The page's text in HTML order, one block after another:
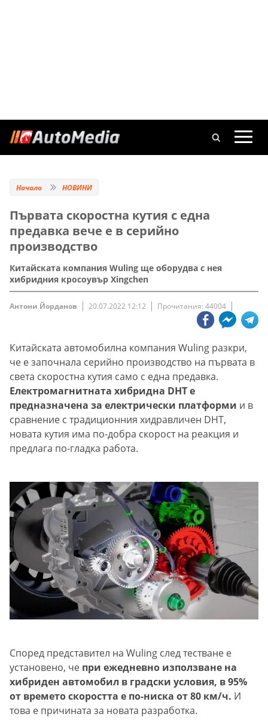
Начало НОВИНИ
Първата скоростна кутия с една
предавка вече е в серийно
производство
Китайската компания Wuling ще оборудва с нея
хибридния кросоувър Xingchen
Антони Йорданов 20.07.2022 12:12 Прочитания: 44004
Китайската автомобилна компания Wuling разкри,
че е започнала серийно производство на първата в
света скоростна кутия само с една предавка.
Електромагнитната хибридна DHT е
предназначена за електрически платформи и в
сравнение с традиционния хидравличен DHT,
новата кутия има по-добра скорост на реакция и
предлага по-гладка работа.
Според представител на Wuling след тестване е
установено, че при ежедневно използване на
хибриден автомобил в градски условия, в 95%
от времето скоростта е по-ниска от 80 км/ч. И
това е причината за новата разработка.